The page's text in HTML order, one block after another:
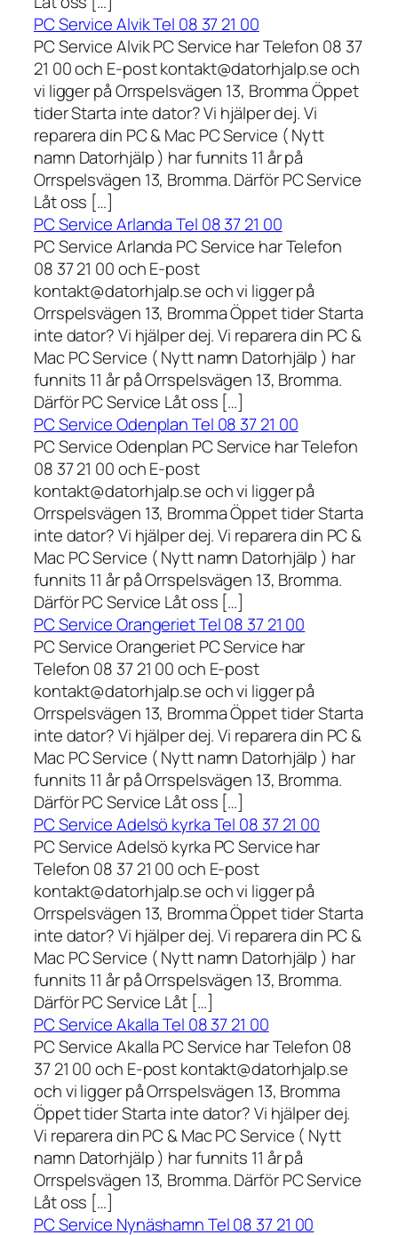
PC Service Alvik Tel 08 37 21 00
PC Service Alvik PC Service har Telefon 08 37
21 00 och E-post kontakt@datorhjalp.se och
vi ligger på Orrspelsvägen 13, Bromma Öppet
tider Starta inte dator? Vi hjälper dej. Vi
reparera din PC & Mac PC Service ( Nytt
namn Datorhjälp ) har funnits 11 år på
Orrspelsvägen 13, Bromma. Därför PC Service
Låt oss […]
PC Service Arlanda Tel 08 37 21 00
PC Service Arlanda PC Service har Telefon
08 37 21 00 och E-post
kontakt@datorhjalp.se och vi ligger på
Orrspelsvägen 13, Bromma Öppet tider Starta
inte dator? Vi hjälper dej. Vi reparera din PC &
Mac PC Service ( Nytt namn Datorhjälp ) har
funnits 11 år på Orrspelsvägen 13, Bromma.
Därför PC Service Låt oss […]
PC Service Odenplan Tel 08 37 21 00
PC Service Odenplan PC Service har Telefon
08 37 21 00 och E-post
kontakt@datorhjalp.se och vi ligger på
Orrspelsvägen 13, Bromma Öppet tider Starta
inte dator? Vi hjälper dej. Vi reparera din PC &
Mac PC Service ( Nytt namn Datorhjälp ) har
funnits 11 år på Orrspelsvägen 13, Bromma.
Därför PC Service Låt oss […]
PC Service Orangeriet Tel 08 37 21 00
PC Service Orangeriet PC Service har
Telefon 08 37 21 00 och E-post
kontakt@datorhjalp.se och vi ligger på
Orrspelsvägen 13, Bromma Öppet tider Starta
inte dator? Vi hjälper dej. Vi reparera din PC &
Mac PC Service ( Nytt namn Datorhjälp ) har
funnits 11 år på Orrspelsvägen 13, Bromma.
Därför PC Service Låt oss […]
PC Service Adelsö kyrka Tel 08 37 21 00
PC Service Adelsö kyrka PC Service har
Telefon 08 37 21 00 och E-post
kontakt@datorhjalp.se och vi ligger på
Orrspelsvägen 13, Bromma Öppet tider Starta
inte dator? Vi hjälper dej. Vi reparera din PC &
Mac PC Service ( Nytt namn Datorhjälp ) har
funnits 11 år på Orrspelsvägen 13, Bromma.
Därför PC Service Låt […]
PC Service Akalla Tel 08 37 21 00
PC Service Akalla PC Service har Telefon 08
37 21 00 och E-post kontakt@datorhjalp.se
och vi ligger på Orrspelsvägen 13, Bromma
Öppet tider Starta inte dator? Vi hjälper dej.
Vi reparera din PC & Mac PC Service ( Nytt
namn Datorhjälp ) har funnits 11 år på
Orrspelsvägen 13, Bromma. Därför PC Service
Låt oss […]
PC Service Nynäshamn Tel 08 37 21 00